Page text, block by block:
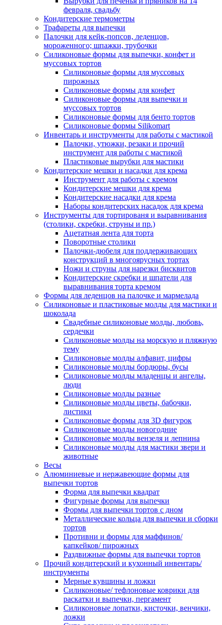
февраля, свадьбу
Кондитерские термометры
Трафареты для выпечки
Палочки для кейк-попсов, леденцов,
мороженного; шпажки, трубочки
Силиконовые формы для выпечки, конфет и
муссовых тортов
Силиконовые формы для муссовых
пирожных
Силиконовые формы для конфет
Силиконовые формы для выпечки и
муссовых тортов
Силиконовые формы для бенто тортов
Силиконовые формы Silikomart
Инвентарь и инструменты для работы с мастикой
Палочки, утюжки, резаки и прочий
инструмент для работы с мастикой
Пластиковые вырубки для мастики
Кондитерские мешки и насадки для крема
Инструмент для работы с кремом
Кондитерские мешки для крема
Кондитерские насадки для крема
Наборы кондитерских насадок для крема
Инструменты для тортированя и выравнивания
(столики, скребки, струны и пр.)
Ацетатная лента для торта
Поворотные столики
Палочки-дюбеля для поддерживающих
конструкций в многоярусных тортах
Ножи и струны для нарезки бисквитов
Кондитерские скребки и шпатели для
выравнивания торта кремом
Формы для леденцов на палочке и мармелада
Силиконовые и пластиковые молды для мастики и
шоколада
Свадебные силиконовые молды, любовь,
сердечки
Силиконовые молды на морскую и пляжную
тему
Силиконовые молды алфавит, цифры
Силиконовые молды бордюры, бусы
Силиконовые молды младенцы и ангелы,
люди
Силиконовые молды разные
Силиконовые молды цветы, бабочки,
листики
Силиконовые формы для 3D фигурок
Силиконовые молды новогодние
Силиконовые молды вензеля и лепнина
Силиконовые молды для мастики звери и
животные
Весы
Алюминиевые и нержавеющие формы для
выпечки тортов
Форма для выпечки квадрат
Фигурные формы для выпечки
Формы для выпечки тортов с дном
Металлические кольца для выпечки и сборки
тортов
Противни и формы для маффинов/
капкейков/ пирожных
Раздвижные формы для выпечки тортов
Прочий кондитерский и кухонный инвентарь/
инструменты
Мерные кувшины и ложки
Силиконовые/ тефлоновые коврики для
раскатки и выпечки, пергамент
Силиконовые лопатки, кисточки, венчики,
ложки